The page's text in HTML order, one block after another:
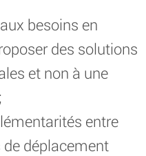
besoins en
des solutions
et non à une
entre
déplacement